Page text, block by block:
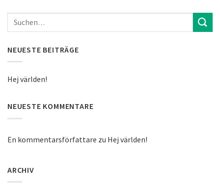
NEUESTE BEITRÄGE
Hej världen!
NEUESTE KOMMENTARE
En kommentarsförfattare zu Hej världen!
ARCHIV